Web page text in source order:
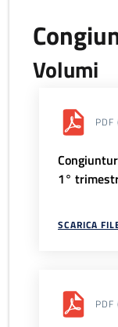
Volumi
PDF
1°
SCARICA
PDF